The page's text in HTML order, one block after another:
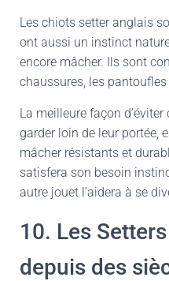
Les chiots setter anglais
ont aussi un instinct
encore mâcher. Ils sont
chaussures, les
La meilleure façon
garder loin de leur portée,
mâcher résistants et
satisfera son besoin
autre jouet l’aidera à se
10. Les
depuis des